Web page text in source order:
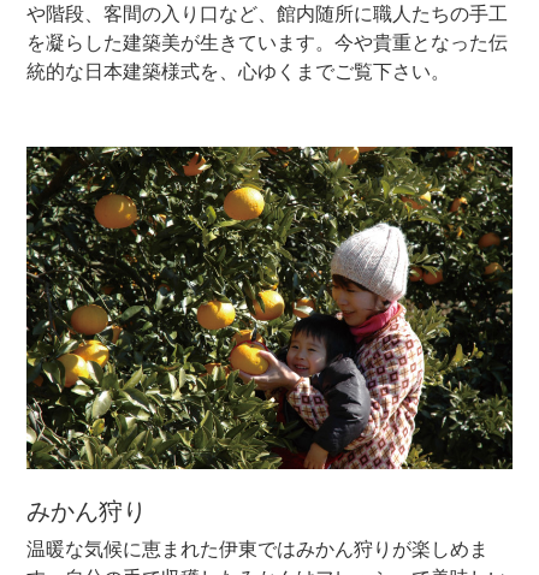
や階段、客間の入り口など、館内随所に職人たちの手工
を凝らした建築美が生きています。今や貴重となった伝
統的な日本建築様式を、心ゆくまでご覧下さい。
みかん狩り
温暖な気候に恵まれた伊東ではみかん狩りが楽しめま